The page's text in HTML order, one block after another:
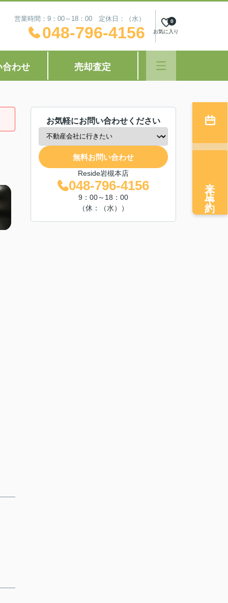
営業時間：9：00～18：00 定休日：（水）
048-796-4156 お気に入り
0
合わせ 売却査定
お気軽にお問い合わせください
無料お問い合わせ
Reside岩槻本店
048-796-4156
9：00～18：00
（休：（水））
来店予約